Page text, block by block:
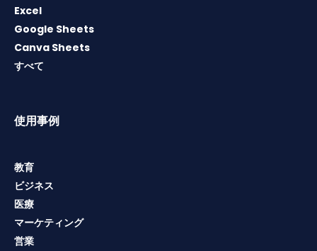
Excel
Google Sheets
Canva Sheets
すべて
使用事例
教育
ビジネス
医療
マーケティング
営業